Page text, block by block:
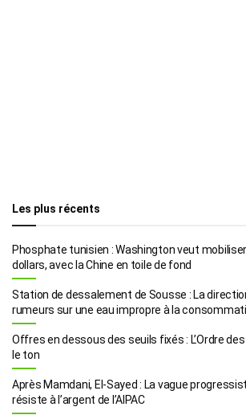
Les plus récents
Phosphate tunisien : Washington veut
dollars, avec la Chine en toile de fond
Station de dessalement de Sousse : La
rumeurs sur une eau impropre à la
Offres en dessous des seuils fixés : L’Ordre
le ton
Après Mamdani, El-Sayed : La vague
résiste à l’argent de l’AIPAC